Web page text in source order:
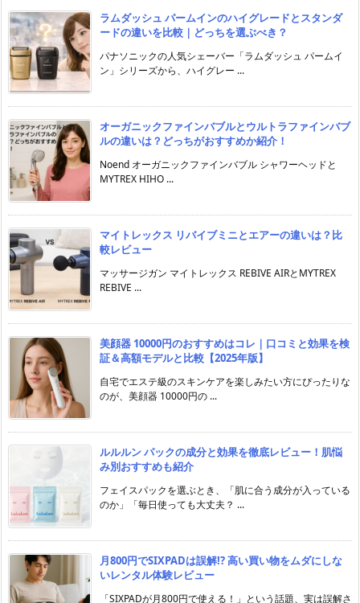
ラムダッシュ パームインのハイグレードとスタンダ
ードの違いを比較｜どっちを選ぶべき？
パナソニックの人気シェーバー「ラムダッシュ パームイ
ン」シリーズから、ハイグレー ...
オーガニックファインバブルとウルトラファインバブ
ルの違いは？どっちがおすすめか紹介！
Noend オーガニックファインバブル シャワーヘッドと
MYTREX HIHO ...
マイトレックス リバイブミニとエアーの違いは？比
較レビュー
マッサージガン マイトレックス REBIVE AIRとMYTREX
REBIVE ...
美顔器 10000円のおすすめはコレ｜口コミと効果を検
証＆高額モデルと比較【2025年版】
自宅でエステ級のスキンケアを楽しみたい方にぴったりな
のが、美顔器 10000円の ...
ルルルン パックの成分と効果を徹底レビュー！肌悩
み別おすすめも紹介
フェイスパックを選ぶとき、「肌に合う成分が入っている
のか」「毎日使っても大丈夫？ ...
月800円でSIXPADは誤解!? 高い買い物をムダにしな
いレンタル体験レビュー
「SIXPADが月800円で使える！」という話題、実は誤解さ